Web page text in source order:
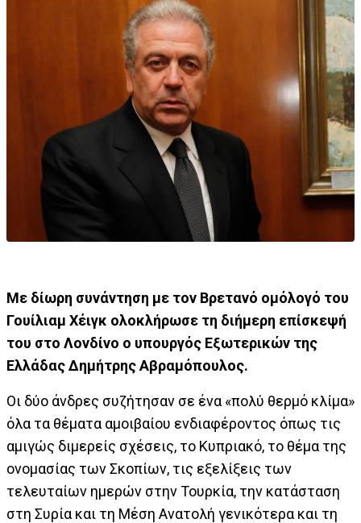
Με δίωρη συνάντηση με τον Βρετανό ομόλογό του
Γουίλιαμ Χέιγκ ολοκλήρωσε τη διήμερη επίσκεψή
του στο Λονδίνο ο υπουργός Εξωτερικών της
Ελλάδας Δημήτρης Αβραμόπουλος.
Οι δύο άνδρες συζήτησαν σε ένα «πολύ θερμό κλίμα»
όλα τα θέματα αμοιβαίου ενδιαφέροντος όπως τις
αμιγώς διμερείς σχέσεις, το Κυπριακό, το θέμα της
ονομασίας των Σκοπίων, τις εξελίξεις των
τελευταίων ημερών στην Τουρκία, την κατάσταση
στη Συρία και τη Μέση Ανατολή γενικότερα και τη